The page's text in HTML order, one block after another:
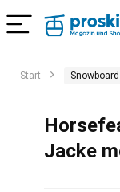
Start
Jacke